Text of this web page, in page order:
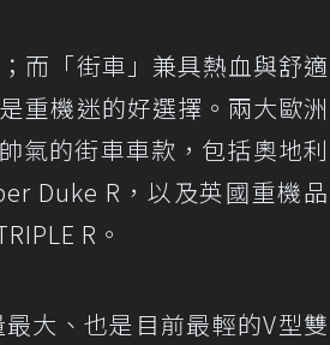
而「街車」兼具熱血與舒適
重機迷的好選擇。兩大歐洲
氣的街車車款，包括奧地利
Duke R，以及英國重機品
R。
大、也是目前最輕的V型雙